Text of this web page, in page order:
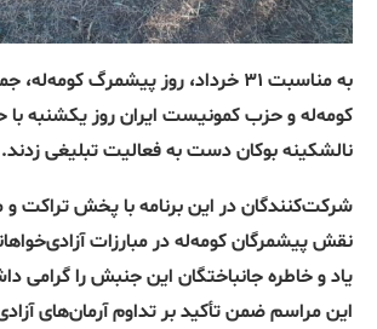
به مناسبت ۳۱ خرداد، روز پیشمرگ
کومه‌له و حزب کمونیست ایران روز یکشنبه با
نالشکینه بوکان دست به فعالیت تبلیغی زدند.
شرکت‌کنندگان در این برنامه با پخش تراکت و
نقش پیشمرگان کومه‌له در مبارزات
یاد و خاطره جانباختگان این جنبش را گرامی
این مراسم ضمن تأکید بر تداوم آرمان‌های